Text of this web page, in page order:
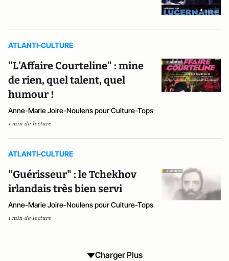
ATLANTI-CULTURE
"L'Affaire Courteline" : mine
de rien, quel talent, quel
humour !
Anne-Marie Joire-Noulens pour Culture-Tops
1 min de lecture
ATLANTI-CULTURE
"Guérisseur" : le Tchekhov
irlandais très bien servi
Anne-Marie Joire-Noulens pour Culture-Tops
1 min de lecture
Charger Plus